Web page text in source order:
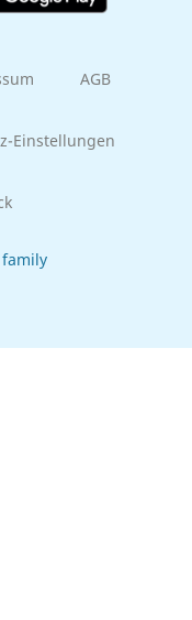
AGB
Einstellungen
family